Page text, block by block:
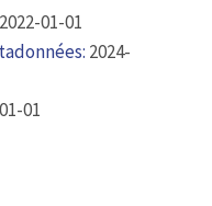
2022-01-01
2024-
01